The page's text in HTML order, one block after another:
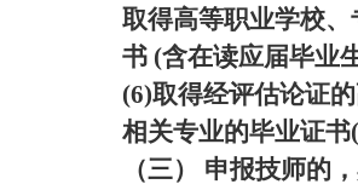
取得高等职业学校
书 (含在读应届毕业
(6)取得经评估论证
相关专业的毕业证
（三） 申报技师的